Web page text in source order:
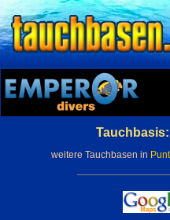
weitere Tauchbasen in